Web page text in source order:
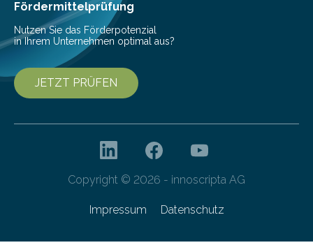
Fördermittelprüfung
Nutzen Sie das Förderpotenzial
in Ihrem Unternehmen optimal aus?
JETZT PRÜFEN
Copyright © 2026 - innoscripta AG
Impressum Datenschutz